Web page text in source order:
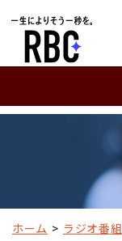
ホーム ラジオ番組